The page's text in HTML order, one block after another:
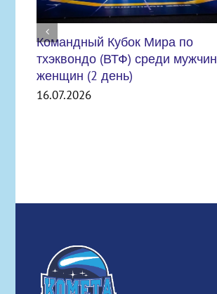
Командный Кубок Мира по
тхэквондо (ВТФ) среди мужчин
женщин